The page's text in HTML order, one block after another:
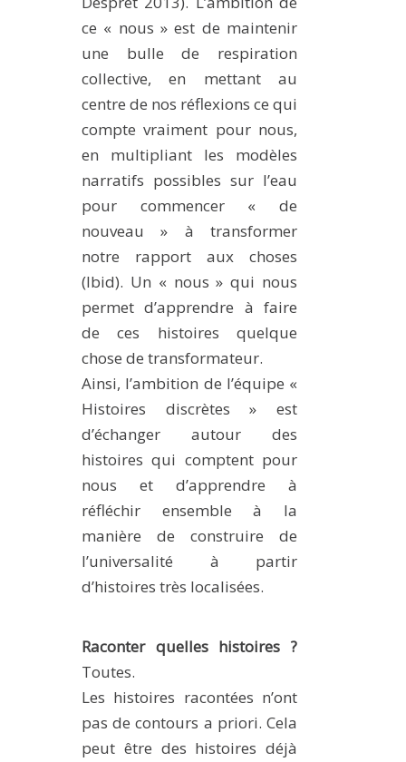
ce « nous » est de maintenir
une bulle de respiration
collective, en mettant au
centre de nos réflexions ce qui
compte vraiment pour nous,
en multipliant les modèles
narratifs possibles sur l’eau
pour commencer « de
nouveau » à transformer
notre rapport aux choses
(Ibid). Un « nous » qui nous
permet d’apprendre à faire
de ces histoires quelque
chose de transformateur.
Ainsi, l’ambition de l’équipe «
Histoires discrètes » est
d’échanger autour des
histoires qui comptent pour
nous et d’apprendre à
réfléchir ensemble à la
manière de construire de
l’universalité à partir
d’histoires très localisées.
Raconter quelles histoires ?
Toutes.
Les histoires racontées n’ont
pas de contours a priori. Cela
peut être des histoires déjà